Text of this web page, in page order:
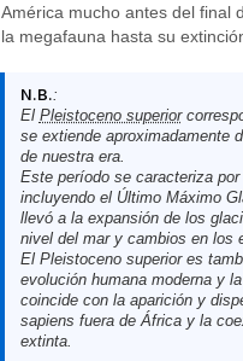
América mucho antes del final
la megafauna hasta su
N.B.:
El Pleistoceno superior
se extiende aproximadamente
de nuestra era.
Este período se caracteriza
incluyendo el Último Máximo
llevó a la expansión de los
nivel del mar y cambios en los
El Pleistoceno superior es
evolución humana moderna y
coincide con la aparición y
sapiens fuera de África y la
extinta.